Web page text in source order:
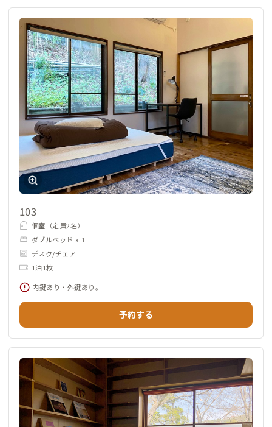
103
個室（定員2名）
ダブルベッド x 1
デスク/チェア
1泊1枚
内鍵あり・外鍵あり。
予約する